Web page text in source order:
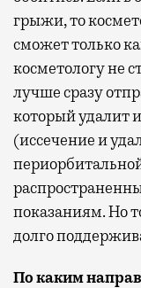
грыжи, то
сможет только
косметологу не
лучше сразу
который удалит
(иссечение и
показаниям. Но
долго
По каким